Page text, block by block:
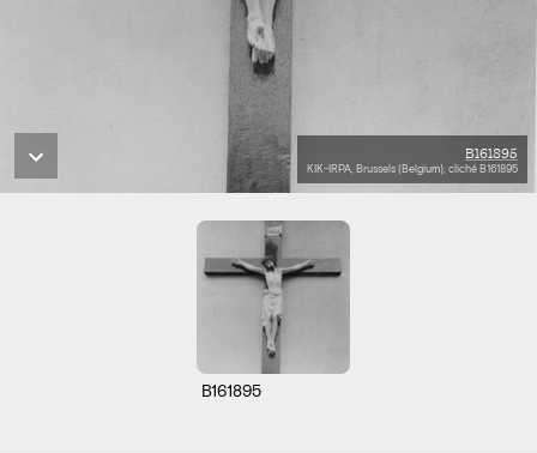
B161895
KIK-IRPA, Brussels (Belgium), cliché B161895
B161895